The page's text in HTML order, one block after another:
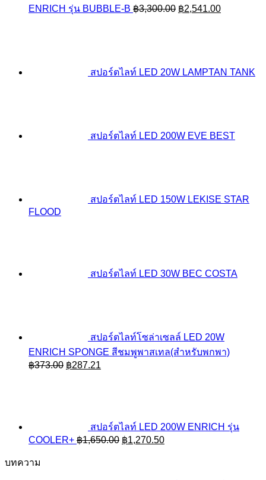
ENRICH รุ่น BUBBLE-B ฿3,300.00 Original
price
฿2,541.00Current
price
สปอร์ตไลท์ LED 20W LAMPTAN TANK
สปอร์ตไลท์ LED 200W EVE BEST
สปอร์ตไลท์ LED 150W LEKISE STAR
FLOOD
สปอร์ตไลท์ LED 30W BEC COSTA
สปอร์ตไลท์โซล่าเซลล์ LED 20W
ENRICH SPONGE สีชมพูพาสเทล(สำหรับพกพา)
฿373.00 Original
฿287.21
สปอร์ตไลท์ LED 200W ENRICH รุ่น
COOLER+ ฿1,650.00 Original
฿1,270.50Current
บทความ